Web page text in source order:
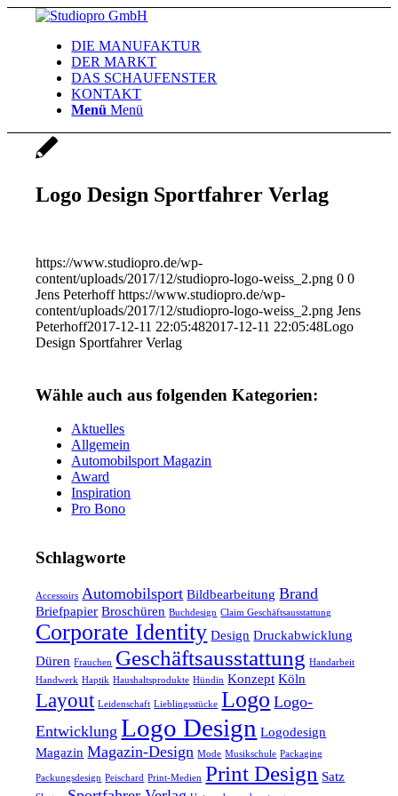
DIE MANUFAKTUR
DER MARKT
DAS SCHAUFENSTER
KONTAKT
Menü Menü
Logo Design Sportfahrer Verlag
https://www.studiopro.de/wp-
content/uploads/2017/12/studiopro-logo-weiss_2.png 0 0
Jens Peterhoff https://www.studiopro.de/wp-
content/uploads/2017/12/studiopro-logo-weiss_2.png Jens
Peterhoff2017-12-11 22:05:482017-12-11 22:05:48Logo
Design Sportfahrer Verlag
Wähle auch aus folgenden Kategorien:
Aktuelles
Allgemein
Automobilsport Magazin
Award
Inspiration
Pro Bono
Schlagworte
Accessoirs Automobilsport Bildbearbeitung Brand
Briefpapier Broschüren Buchdesign Claim Geschäftsausstattung
Corporate Identity Design Druckabwicklung
Düren Frauchen Geschäftsausstattung Handarbeit
Handwerk Haptik Haushaltsprodukte Hündin Konzept Köln
Layout Leidenschaft Lieblingsstücke Logo Logo-
Entwicklung Logo Design Logodesign
Magazin Magazin-Design Mode Musikschule Packaging
Packungsdesign Peischard Print-Medien Print Design Satz